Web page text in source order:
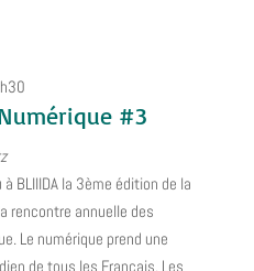
#3
BLIIIDA la 3ème édition de la
rencontre annuelle des
Le numérique prend une
de tous les Français. Les